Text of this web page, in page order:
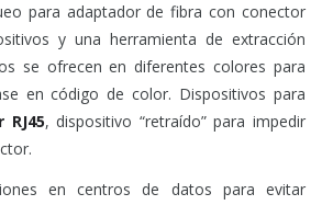
para adaptador de fibra con conector
y una herramienta de extracción
se ofrecen en diferentes colores para
en código de color. Dispositivos para
RJ45, dispositivo “retraído” para impedir
en centros de datos para evitar